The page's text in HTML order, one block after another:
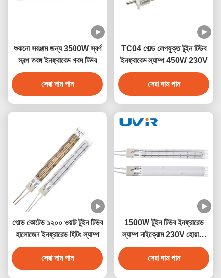
শুকনো সরঞ্জাম জন্য 3500W স্বর্ণ
স্বল্প তরঙ্গ ইনফ্রারেড গরম টিউব
সেরা দাম পান
TC04 গোল্ড লেপযুক্ত টুইন টিউব
ইনফ্রারেড ল্যাম্প 450W 230V
সেরা দাম পান
গোল্ড কোটেড ১২০০ ওয়াট টুইন টিউব
হালোজেন ইনফ্রারেড হিটিং ল্যাম্প
সেরা দাম পান
1500W টুইন টিউব ইনফ্রারেড
ল্যাম্প নাইক্রোম 230V হোয়াইট
লেপ
সেরা দাম পান